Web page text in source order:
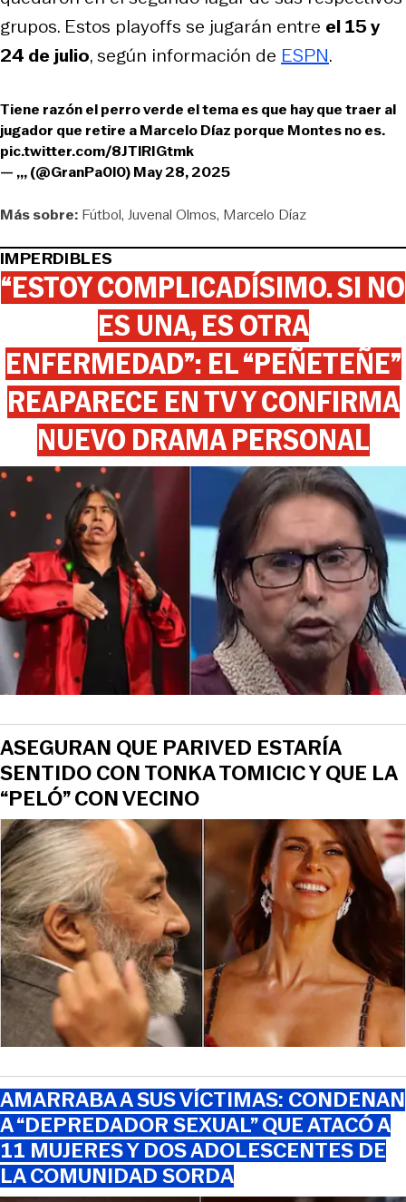
grupos. Estos playoffs se jugarán entre el 15 y
24 de julio, según información de ESPN.
Tiene razón el perro verde el tema es que hay que traer al
jugador que retire a Marcelo Díaz porque Montes no es.
pic.twitter.com/8JTlRIGtmk
— ,,, (@GranPa0l0)May 28, 2025
Más sobre: Fútbol Juvenal Olmos Marcelo Díaz
IMPERDIBLES
“ESTOY COMPLICADÍSIMO. SI NO
ES UNA, ES OTRA
ENFERMEDAD”: EL “PEÑETEÑE”
REAPARECE EN TV Y CONFIRMA
NUEVO DRAMA PERSONAL
ASEGURAN QUE PARIVED ESTARÍA
SENTIDO CON TONKA TOMICIC Y QUE LA
“PELÓ” CON VECINO
AMARRABA A SUS VÍCTIMAS: CONDENAN
A “DEPREDADOR SEXUAL” QUE ATACÓ A
11 MUJERES Y DOS ADOLESCENTES DE
LA COMUNIDAD SORDA